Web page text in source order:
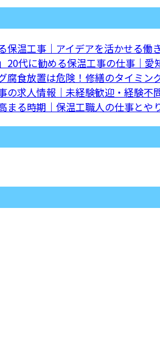
保温工事｜アイデアを活かせる働
20代に勧める保温工事の仕事｜
腐食放置は危険！修繕のタイミン
の求人情報｜未経験歓迎・経験不
まる時期｜保温工職人の仕事とや